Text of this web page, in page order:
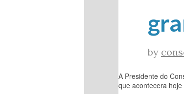
by
A Presidente do
que acontecera